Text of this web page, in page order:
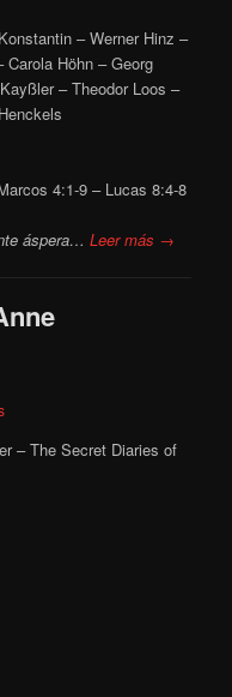
– Werner Hinz –
Höhn – Georg
– Theodor Loos –
4:1-9 – Lucas 8:4-8
áspera…Leer más →
– The Secret Diaries of